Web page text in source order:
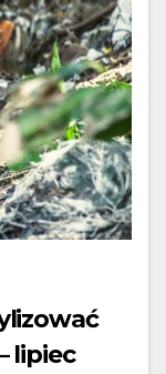
lipiec